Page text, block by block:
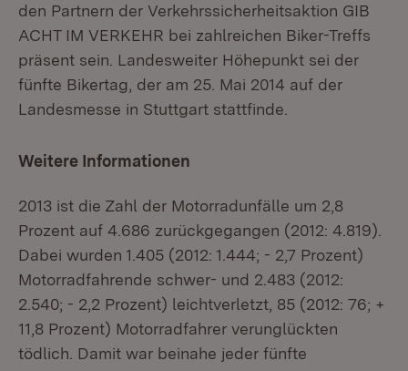
den Partnern der Verkehrssicherheitsaktion GIB
ACHT IM VERKEHR bei zahlreichen Biker-Treffs
präsent sein. Landesweiter Höhepunkt sei der
fünfte Bikertag, der am 25. Mai 2014 auf der
Landesmesse in Stuttgart stattfinde.
Weitere Informationen
2013 ist die Zahl der Motorradunfälle um 2,8
Prozent auf 4.686 zurückgegangen (2012: 4.819).
Dabei wurden 1.405 (2012: 1.444; - 2,7 Prozent)
Motorradfahrende schwer- und 2.483 (2012:
2.540; - 2,2 Prozent) leichtverletzt, 85 (2012: 76; +
11,8 Prozent) Motorradfahrer verunglückten
tödlich. Damit war beinahe jeder fünfte